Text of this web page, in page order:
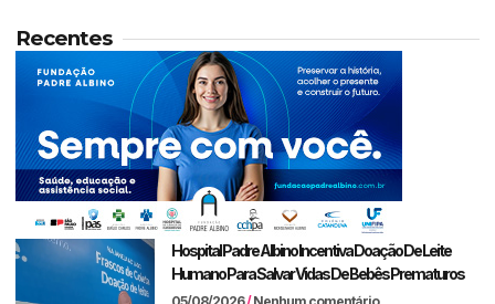
Recentes
Hospital Padre Albino Incentiva Doação De Leite
Humano Para Salvar Vidas De Bebês Prematuros